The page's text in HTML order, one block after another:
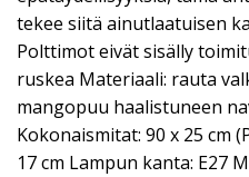
tekee siitä ainutlaatuisen
Polttimot eivät sisälly
ruskea Materiaali: rauta
mangopuu haalistuneen
Kokonaismitat: 90 x 25 cm
17 cm Lampun kanta: E27